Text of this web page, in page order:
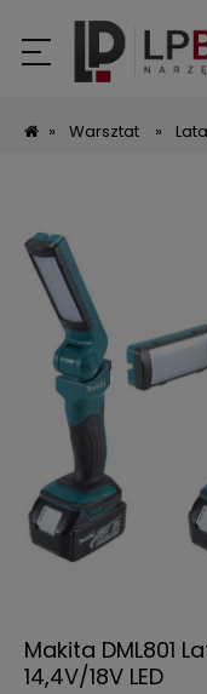
» Warsztat »
Makita DML801
14,4V/18V LED